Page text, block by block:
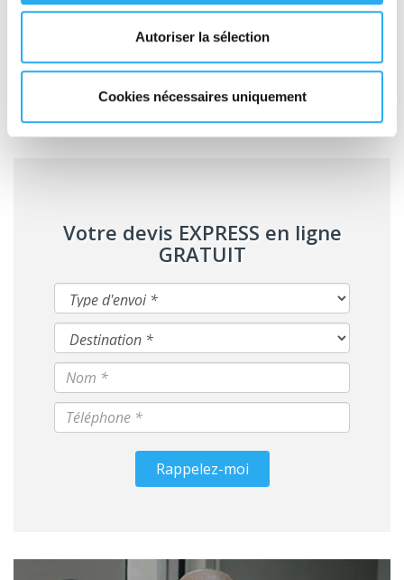
Autoriser la sélection
Cookies nécessaires uniquement
Vous recherchez un partenaire de confiance à qui confier le
maintenant au 01 43 18 28 30 ou faites une
via notre site Internet. Nous serons ravis de répondre à votre
demande dans les meilleurs délais !
Votre devis EXPRESS en ligne
GRATUIT
Rappelez-moi